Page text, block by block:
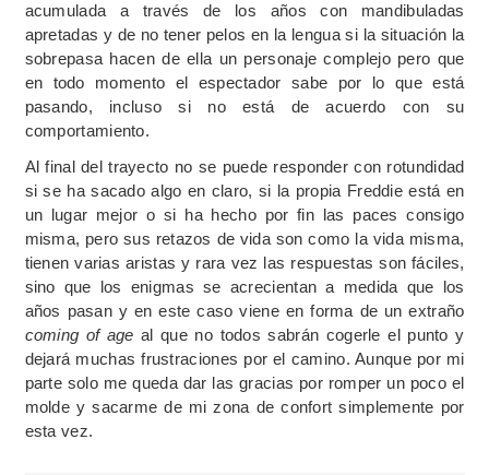
acumulada a través de los años con mandibuladas
apretadas y de no tener pelos en la lengua si la situación la
sobrepasa hacen de ella un personaje complejo pero que
en todo momento el espectador sabe por lo que está
pasando, incluso si no está de acuerdo con su
comportamiento.
Al final del trayecto no se puede responder con rotundidad
si se ha sacado algo en claro, si la propia Freddie está en
un lugar mejor o si ha hecho por fin las paces consigo
misma, pero sus retazos de vida son como la vida misma,
tienen varias aristas y rara vez las respuestas son fáciles,
sino que los enigmas se acrecientan a medida que los
años pasan y en este caso viene en forma de un extraño
coming of age al que no todos sabrán cogerle el punto y
dejará muchas frustraciones por el camino. Aunque por mi
parte solo me queda dar las gracias por romper un poco el
molde y sacarme de mi zona de confort simplemente por
esta vez.